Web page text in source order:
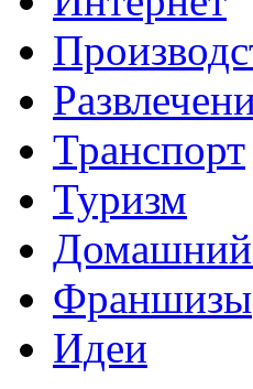
Транспорт
Туризм
Домашний
Франшизы
Идеи